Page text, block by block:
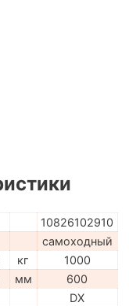
10826102910
самоходный
кг
1000
мм
600
DX